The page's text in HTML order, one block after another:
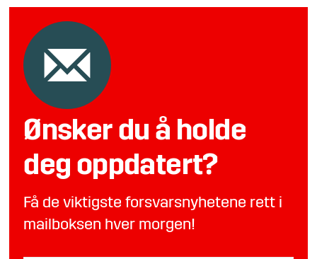
Ønsker du å holde
deg oppdatert?
Få de viktigste forsvarsnyhetene rett i
mailboksen hver morgen!